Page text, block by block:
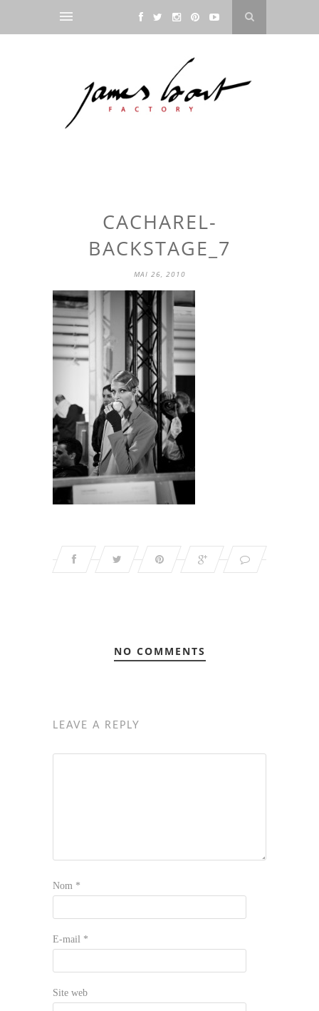
CACHAREL-
BACKSTAGE_7
MAI 26, 2010
NO COMMENTS
LEAVE A REPLY
Nom *
E-mail *
Site web